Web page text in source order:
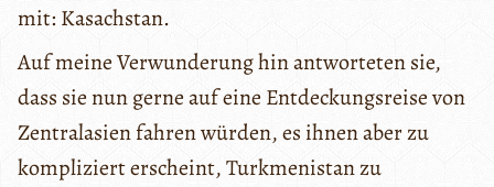
mit: Kasachstan.
Auf meine Verwunderung hin antworteten sie,
dass sie nun gerne auf eine Entdeckungsreise von
Zentralasien fahren würden, es ihnen aber zu
kompliziert erscheint, Turkmenistan zu